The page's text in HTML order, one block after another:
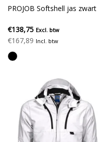
PROJOB Softshell jas zwart
€138,75 Excl. btw
€167,89 Incl. btw